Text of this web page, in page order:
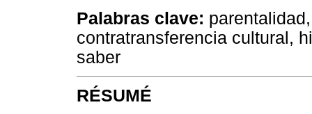
Palabras clave:
contratransferencia cultural,
saber
RÉSUMÉ